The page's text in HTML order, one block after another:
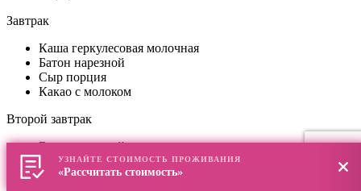
Завтрак
Каша геркулесовая молочная
Батон нарезной
Сыр порция
Какао с молоком
Второй завтрак
Батон нарезной
Колбаса вареная
Чай с сахаром и лимоном
УЗНАЙТЕ СТОИМОСТЬ ПРОЖИВАНИЯ
«Рассчитать стоимость»